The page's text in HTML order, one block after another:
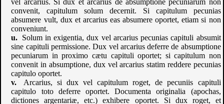
convenit, capitulum solum decernit. Si capitulum pecunias
absumere vult, dux et arcarius eas absumere oportet, etiam si non
conveniunt.
Solum in exigentia, dux vel arcarius pecunias capituli absumit
sine capituli permissione. Dux vel arcarius deferre de absumptione
pecuniarum in proximo cætu capituli oportet; si capitulum non
convenit in absumptione, dux vel arcarius statim reddere pecunias
capitulo oportet.
Arcarius, si dux vel capitulum roget, de pecuniis capituli
capitulo toto deferre oportet. Documenta originalia (apochas,
dictiones argentariæ, etc.) exhibere oportet. Si dux roget, et